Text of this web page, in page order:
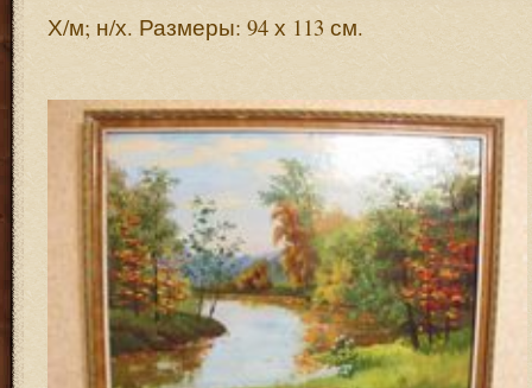
Х/м; н/х. Размеры: 94 х 113 см.